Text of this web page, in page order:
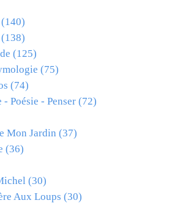
(140)
(138)
(125)
(75)
(74)
Poésie - Penser (72)
Mon Jardin (37)
(36)
(30)
Aux Loups (30)